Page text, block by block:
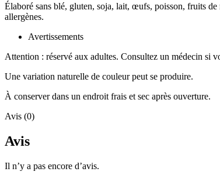
Élaboré sans blé, gluten, soja, lait, œufs, poisson, fruits de
allergènes.
Avertissements
Attention : réservé aux adultes. Consultez un médecin si
Une variation naturelle de couleur peut se produire.
À conserver dans un endroit frais et sec après ouverture.
Avis (0)
Avis
Il n’y a pas encore d’avis.